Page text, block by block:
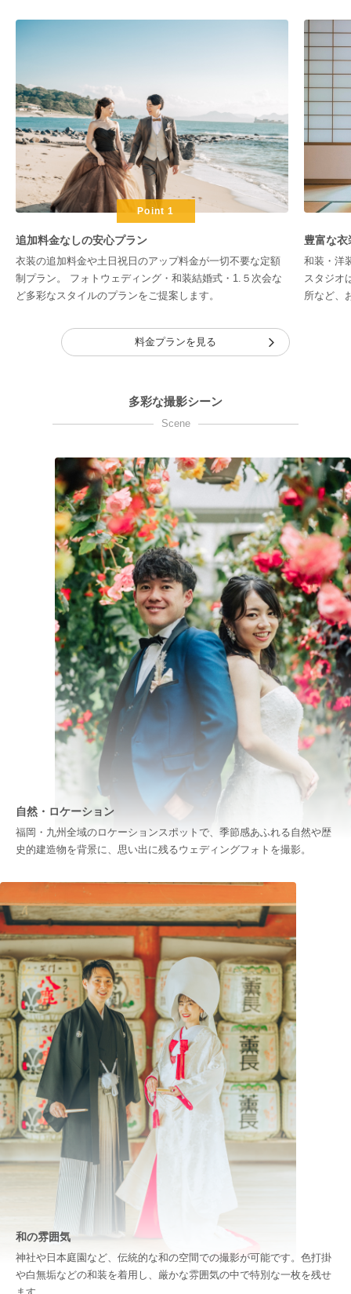
Point 1
追加料金なしの安心プラン
衣装の追加料金や土日祝日のアップ料金が一切不要な定額
制プラン。 フォトウェディング・和装結婚式・1.５次会な
ど多彩なスタイルのプランをご提案します。
豊富な
和装・洋
スタジオ
所など、
料金プランを見る
多彩な撮影シーン
Scene
自然・ロケーション
福岡・九州全域のロケーションスポットで、季節感あふれる自然や歴
史的建造物を背景に、思い出に残るウェディングフォトを撮影。
和の雰囲気
神社や日本庭園など、伝統的な和の空間での撮影が可能です。色打掛
や白無垢などの和装を着用し、厳かな雰囲気の中で特別な一枚を残せ